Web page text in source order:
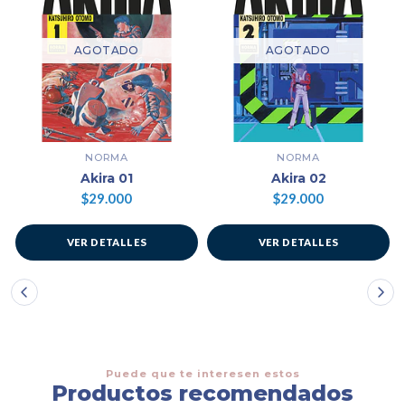
AGOTADO
NORMA
Akira 01
$29.000
VER DETALLES
AGOTADO
NORMA
Akira 02
$29.000
VER DETALLES
Puede que te interesen estos
Productos recomendados